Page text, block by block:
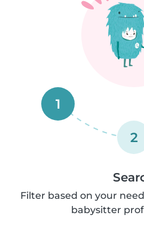
1
2
Filter based on your
babysitter